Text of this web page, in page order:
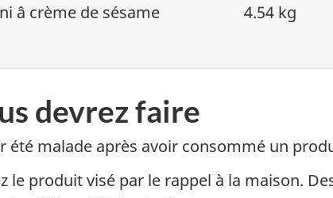
â crème de sésame 4.54 kg
devrez faire
été malade après avoir consommé un
le produit visé par le rappel à la maison.